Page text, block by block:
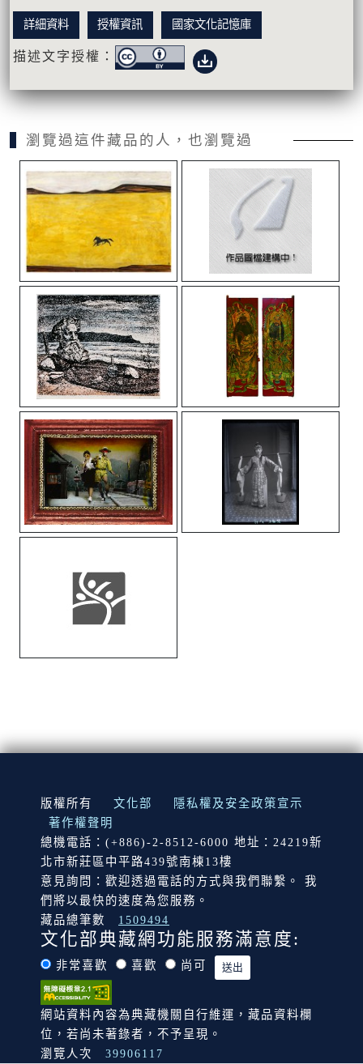
詳細資料 授權資訊 國家文化記憶庫
描述文字授權：
瀏覽過這件藏品的人，也瀏覽過
:::
版權所有 文化部
隱私權及安全政策宣示
著作權聲明
總機電話：(+886)-2-8512-6000 地址：24219新
北市新莊區中平路439號南棟13樓
意見詢問：歡迎透過電話的方式與我們聯繫。 我
們將以最快的速度為您服務。
藏品總筆數
1509494
文化部典藏網功能服務滿意度:
非常喜歡 喜歡 尚可
網站資料內容為典藏機關自行維運，藏品資料欄
位，若尚未著錄者，不予呈現。
瀏覽人次
39906117